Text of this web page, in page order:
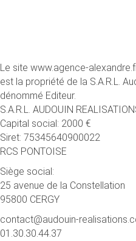
Le site www.agence-
est la propriété de la S.A.R.L.
dénommé Editeur.
S.A.R.L. AUDOUIN
Capital social: 2000 €
Siret: 75345640900022
RCS PONTOISE
Siège social:
25 avenue de la Constellation
95800 CERGY
contact@audouin-
01.30.30.44.37